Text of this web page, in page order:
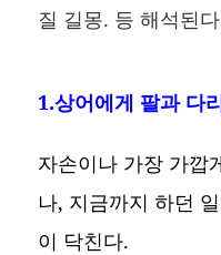
질 길몽. 등 해석된
1.상어에게 팔과 다
자손이나 가장 가깝
나, 지금까지 하던
이 닥친다.